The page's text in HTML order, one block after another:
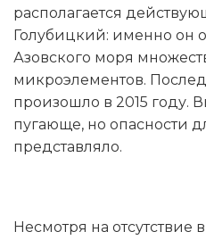
располагается
Голубицкий: именно он
Азовского моря
микроэлементов.
произошло в 2015 году.
пугающе, но опасности
представляло.
Несмотря на отсутствие